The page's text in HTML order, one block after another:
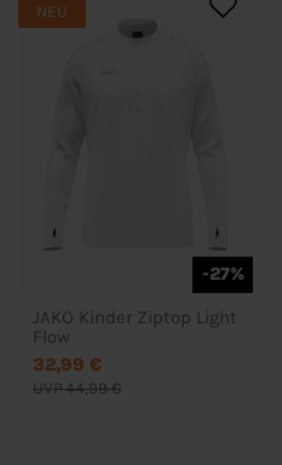
-27%
NEU
JAKO Kinder Ziptop Light
Flow
UVP 44,99 €
32,99 €